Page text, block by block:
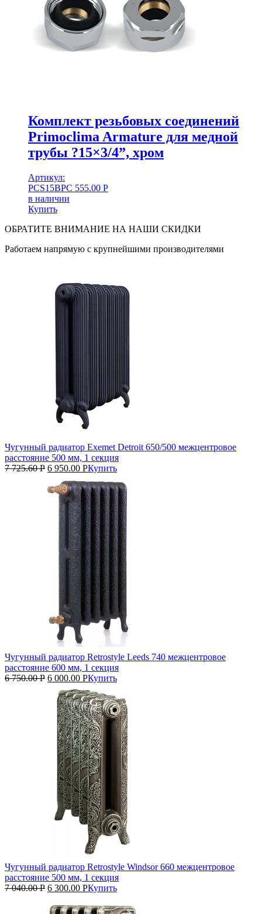
Комплект резьбовых соединений
Primoclima Armature для медной
трубы ?15×3/4”, хром
Артикул:
PCS15BPC 555.00 Р
в наличии
Купить
ОБРАТИТЕ ВНИМАНИЕ НА НАШИ СКИДКИ
Работаем напрямую с крупнейшими производителями
Чугунный радиатор Exemet Detroit 650/500 межцентровое
расстояние 500 мм, 1 секция
7 725.60Р 6 950.00 РКупить
Чугунный радиатор Retrostyle Leeds 740 межцентровое
расстояние 600 мм, 1 секция
6 750.00Р 6 000.00 РКупить
Чугунный радиатор Retrostyle Windsor 660 межцентровое
расстояние 500 мм, 1 секция
7 040.00Р 6 300.00 РКупить